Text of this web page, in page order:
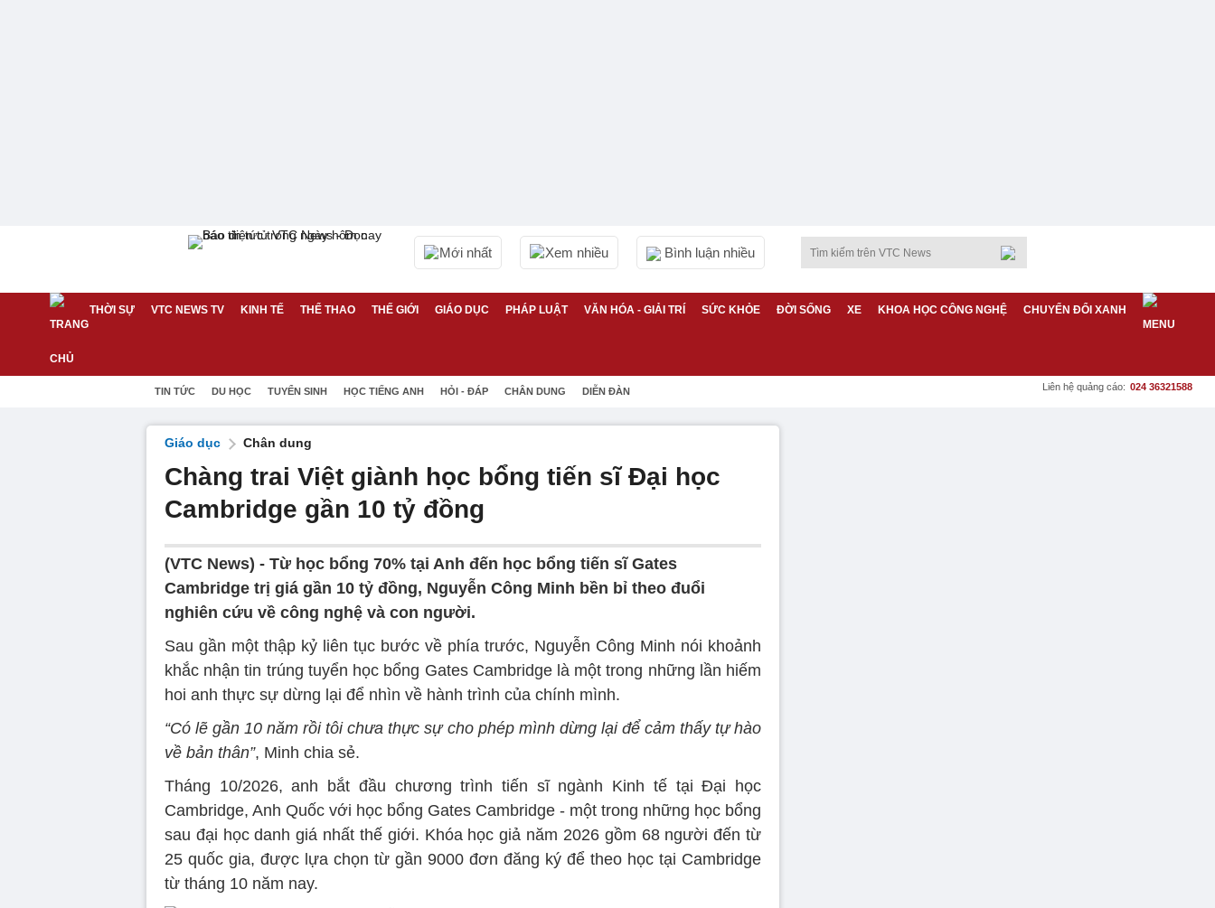
Mới nhất Xem nhiều Bình luận nhiều
THỜI SỰ VTC NEWS TV KINH TẾ THỂ THAO THẾ GIỚI GIÁO DỤC PHÁP LUẬT VĂN HÓA - GIẢI TRÍ SỨC KHỎE ĐỜI SỐNG XE KHOA HỌC CÔNG NGHỆ CHUYỂN ĐỔI XANH
TIN TỨC DU HỌC TUYỂN SINH HỌC TIẾNG ANH HỎI - ĐÁP CHÂN DUNG DIỄN ĐÀN Liên hệ quảng cáo: 024 36321588
Giáo dục Chân dung
Chàng trai Việt giành học bổng tiến sĩ Đại học
Cambridge gần 10 tỷ đồng
(VTC News) - Từ học bổng 70% tại Anh đến học bổng tiến sĩ Gates
Cambridge trị giá gần 10 tỷ đồng, Nguyễn Công Minh bền bỉ theo đuổi
nghiên cứu về công nghệ và con người.
Sau gần một thập kỷ liên tục bước về phía trước, Nguyễn Công Minh nói khoảnh
khắc nhận tin trúng tuyển học bổng Gates Cambridge là một trong những lần hiếm
hoi anh thực sự dừng lại để nhìn về hành trình của chính mình.
“Có lẽ gần 10 năm rồi tôi chưa thực sự cho phép mình dừng lại để cảm thấy tự hào
về bản thân”, Minh chia sẻ.
Tháng 10/2026, anh bắt đầu chương trình tiến sĩ ngành Kinh tế tại Đại học
Cambridge, Anh Quốc với học bổng Gates Cambridge - một trong những học bổng
sau đại học danh giá nhất thế giới. Khóa học giả năm 2026 gồm 68 người đến từ
25 quốc gia, được lựa chọn từ gần 9000 đơn đăng ký để theo học tại Cambridge
từ tháng 10 năm nay.